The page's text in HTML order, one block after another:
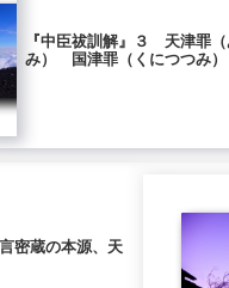
『中臣祓訓解』３ 天津罪
み） 国津罪（くにつつみ）
密蔵の本源、天